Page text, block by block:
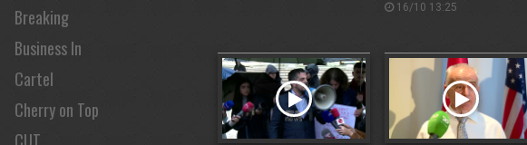
Breaking
Business In
Cartel
Cherry on Top
16/10 13:25